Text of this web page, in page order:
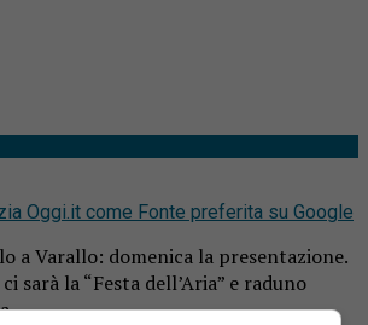
Oggi.it come Fonte preferita su Google
a Varallo: domenica la presentazione.
sarà la “Festa dell’Aria” e raduno